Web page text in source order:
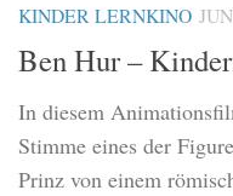
KINDER LERNKINO
Ben Hur –
In diesem
Stimme eines der
Prinz von einem